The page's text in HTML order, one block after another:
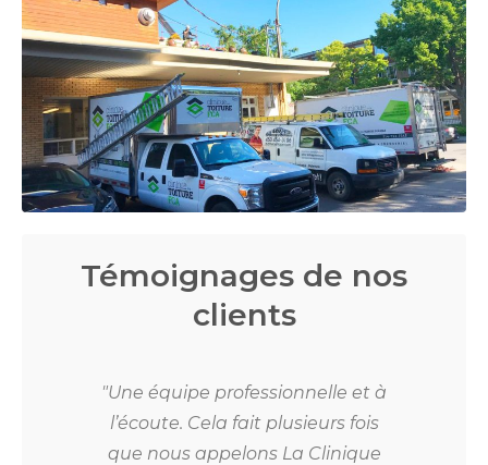
Témoignages de nos
clients
"Une équipe professionnelle et à
l’écoute. Cela fait plusieurs fois
que nous appelons La Clinique